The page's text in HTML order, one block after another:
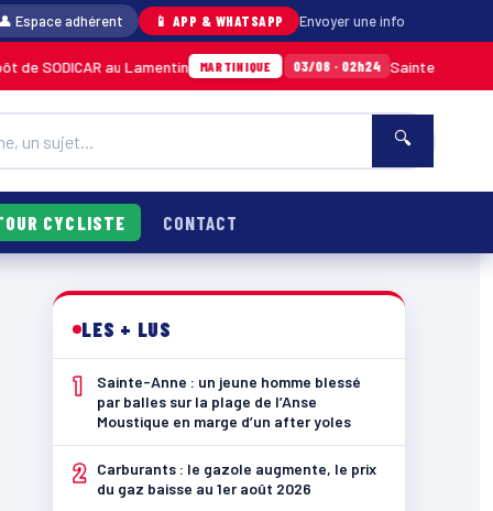
👤 Espace adhérent 📱 APP & WHATSAPP Envoyer une info
au Lamentin MARTINIQUE 03/08 · 02h24 Sainte-Anne : un jeune
🔍
CYCLISTE CONTACT
LES + LUS
1
Sainte-Anne : un jeune homme blessé
par balles sur la plage de l’Anse
Moustique en marge d’un after yoles
2
Carburants : le gazole augmente, le prix
du gaz baisse au 1er août 2026